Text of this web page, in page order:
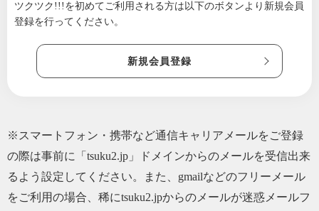
ツクツク!!!を初めてご利用される方は 以下のボタンより新規会員
登録を行ってください。
新規会員登録
※スマートフォン・携帯など通信キャリアメールをご登録
の際は事前に「tsuku2.jp」ドメインからのメールを受信出来
るよう設定してください。また、gmailなどのフリーメール
をご利用の場合、稀にtsuku2.jpからのメールが迷惑メールフ